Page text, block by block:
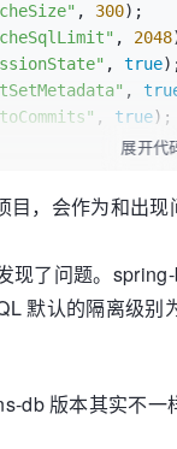
, 300);
, 2048
, true
,
, true);
展开代
目，会作为和出
现了问题。
默认的隔离级
db 版本其实不